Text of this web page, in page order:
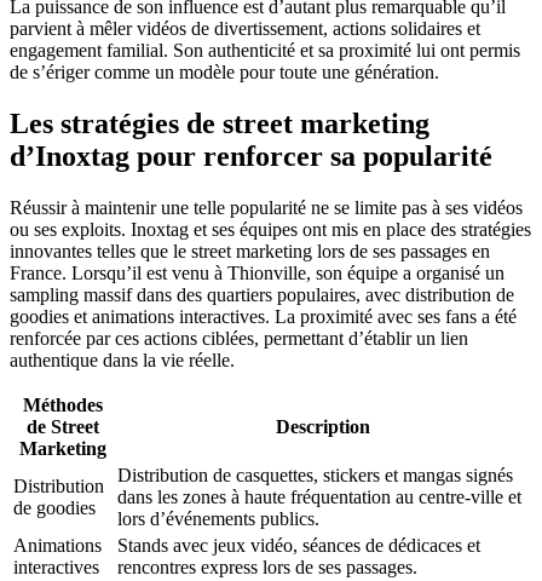
La puissance de son influence est d’autant plus remarquable qu’il
parvient à mêler vidéos de divertissement, actions solidaires et
engagement familial. Son authenticité et sa proximité lui ont permis
de s’ériger comme un modèle pour toute une génération.
Les stratégies de street marketing
d’Inoxtag pour renforcer sa popularité
Réussir à maintenir une telle popularité ne se limite pas à ses vidéos
ou ses exploits. Inoxtag et ses équipes ont mis en place des stratégies
innovantes telles que le street marketing lors de ses passages en
France. Lorsqu’il est venu à Thionville, son équipe a organisé un
sampling massif dans des quartiers populaires, avec distribution de
goodies et animations interactives. La proximité avec ses fans a été
renforcée par ces actions ciblées, permettant d’établir un lien
authentique dans la vie réelle.
Méthodes
de Street
Marketing
Description
Distribution
de goodies
Distribution de casquettes, stickers et mangas signés
dans les zones à haute fréquentation au centre-ville et
lors d’événements publics.
Animations
interactives
Stands avec jeux vidéo, séances de dédicaces et
rencontres express lors de ses passages.